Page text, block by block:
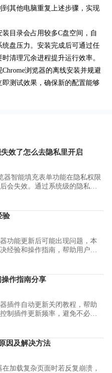
其他电脑重复上述步骤，实现
目录会占用较多C盘空间，自
盘压力。安装完成后可通过任
清理冗余进程提升运行效率。
浏览器的离线安装并规避
测试效果，确保新的配置能够
效了怎么去隐私里开启
器智能填充表单功能在隐私权限
会失效。通过系统级的隐私管
验
功能更新后可能出现问题，本
经验和操作指南，帮助用户快
作指南分享
插件自动更新关闭教程，帮助
制插件更新频率，避免不必要
因及解决方法
在加载复杂页面时若反复崩溃，